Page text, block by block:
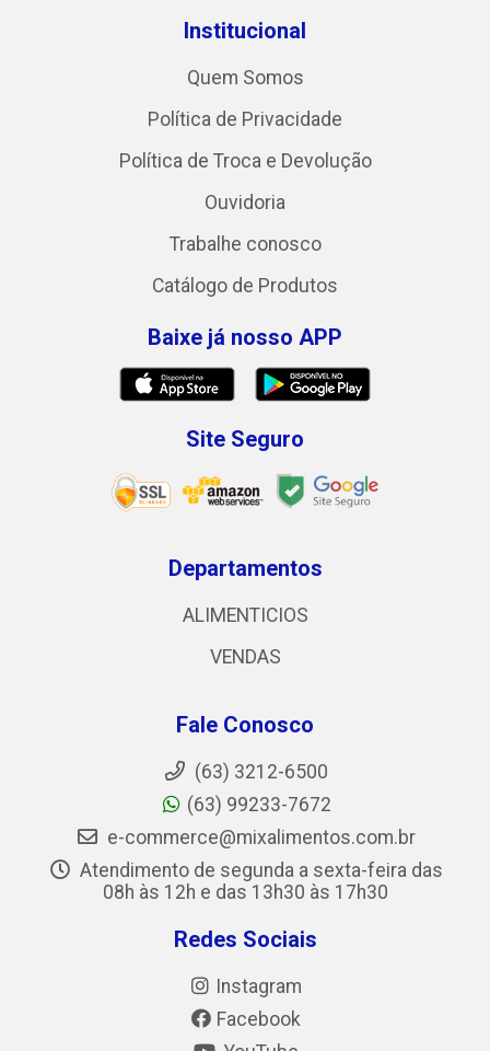
Institucional
Quem Somos
Política de Privacidade
Política de Troca e Devolução
Ouvidoria
Trabalhe conosco
Catálogo de Produtos
Baixe já nosso APP
Site Seguro
Departamentos
ALIMENTICIOS
VENDAS
Fale Conosco
(63) 3212-6500
(63) 99233-7672
e-commerce@mixalimentos.com.br
Atendimento de segunda a sexta-feira das
08h às 12h e das 13h30 às 17h30
Redes Sociais
Instagram
Facebook